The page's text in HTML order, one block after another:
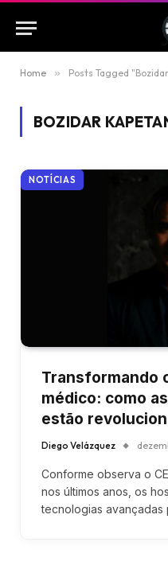
Home » Posts Tagged
BOZIDAR
NOTÍCIAS
Transformando
médico: como
estão
Diego Velázquez
Conforme observa o
nos últimos anos, os
tecnologias